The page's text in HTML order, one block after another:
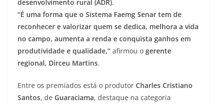
desenvolvimento rural (ADR).
“É uma forma que o Sistema Faemg Senar tem de
reconhecer e valorizar quem se dedica, melhora a vida
no campo, aumenta a renda e conquista ganhos em
produtividade e qualidade,” afirmou o gerente
regional, Dirceu Martins.
Entre os premiados está o produtor Charles Cristiano
Santos, de Guaraciama, destaque na categoria